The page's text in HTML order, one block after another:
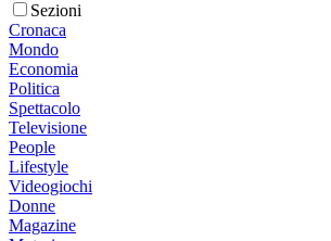
Sezioni
Cronaca
Mondo
Economia
Politica
Spettacolo
Televisione
People
Lifestyle
Videogiochi
Donne
Magazine